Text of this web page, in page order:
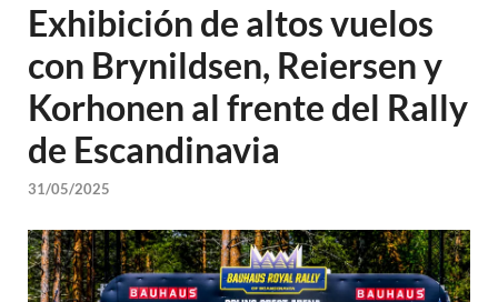
Exhibición de altos vuelos
con Brynildsen, Reiersen y
Korhonen al frente del Rally
de Escandinavia
31/05/2025